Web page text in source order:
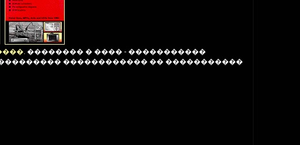
�������� � ���� - �����������
������������ �� �����������